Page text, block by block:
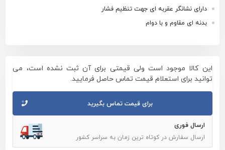
دارای نشانگر عقربه ای جهت تنظیم فشار
بدنه ای مقاوم و با دوام
این کالا موجود است ولی قیمتی برای آن ثبت نشده است، می
توانید برای استعلام قیمت تماس حاصل فرمایید.
برای قیمت تماس بگیرید
ارسال فوری
ارسال سفارش در کوتاه ترین زمان به سراسر کشور